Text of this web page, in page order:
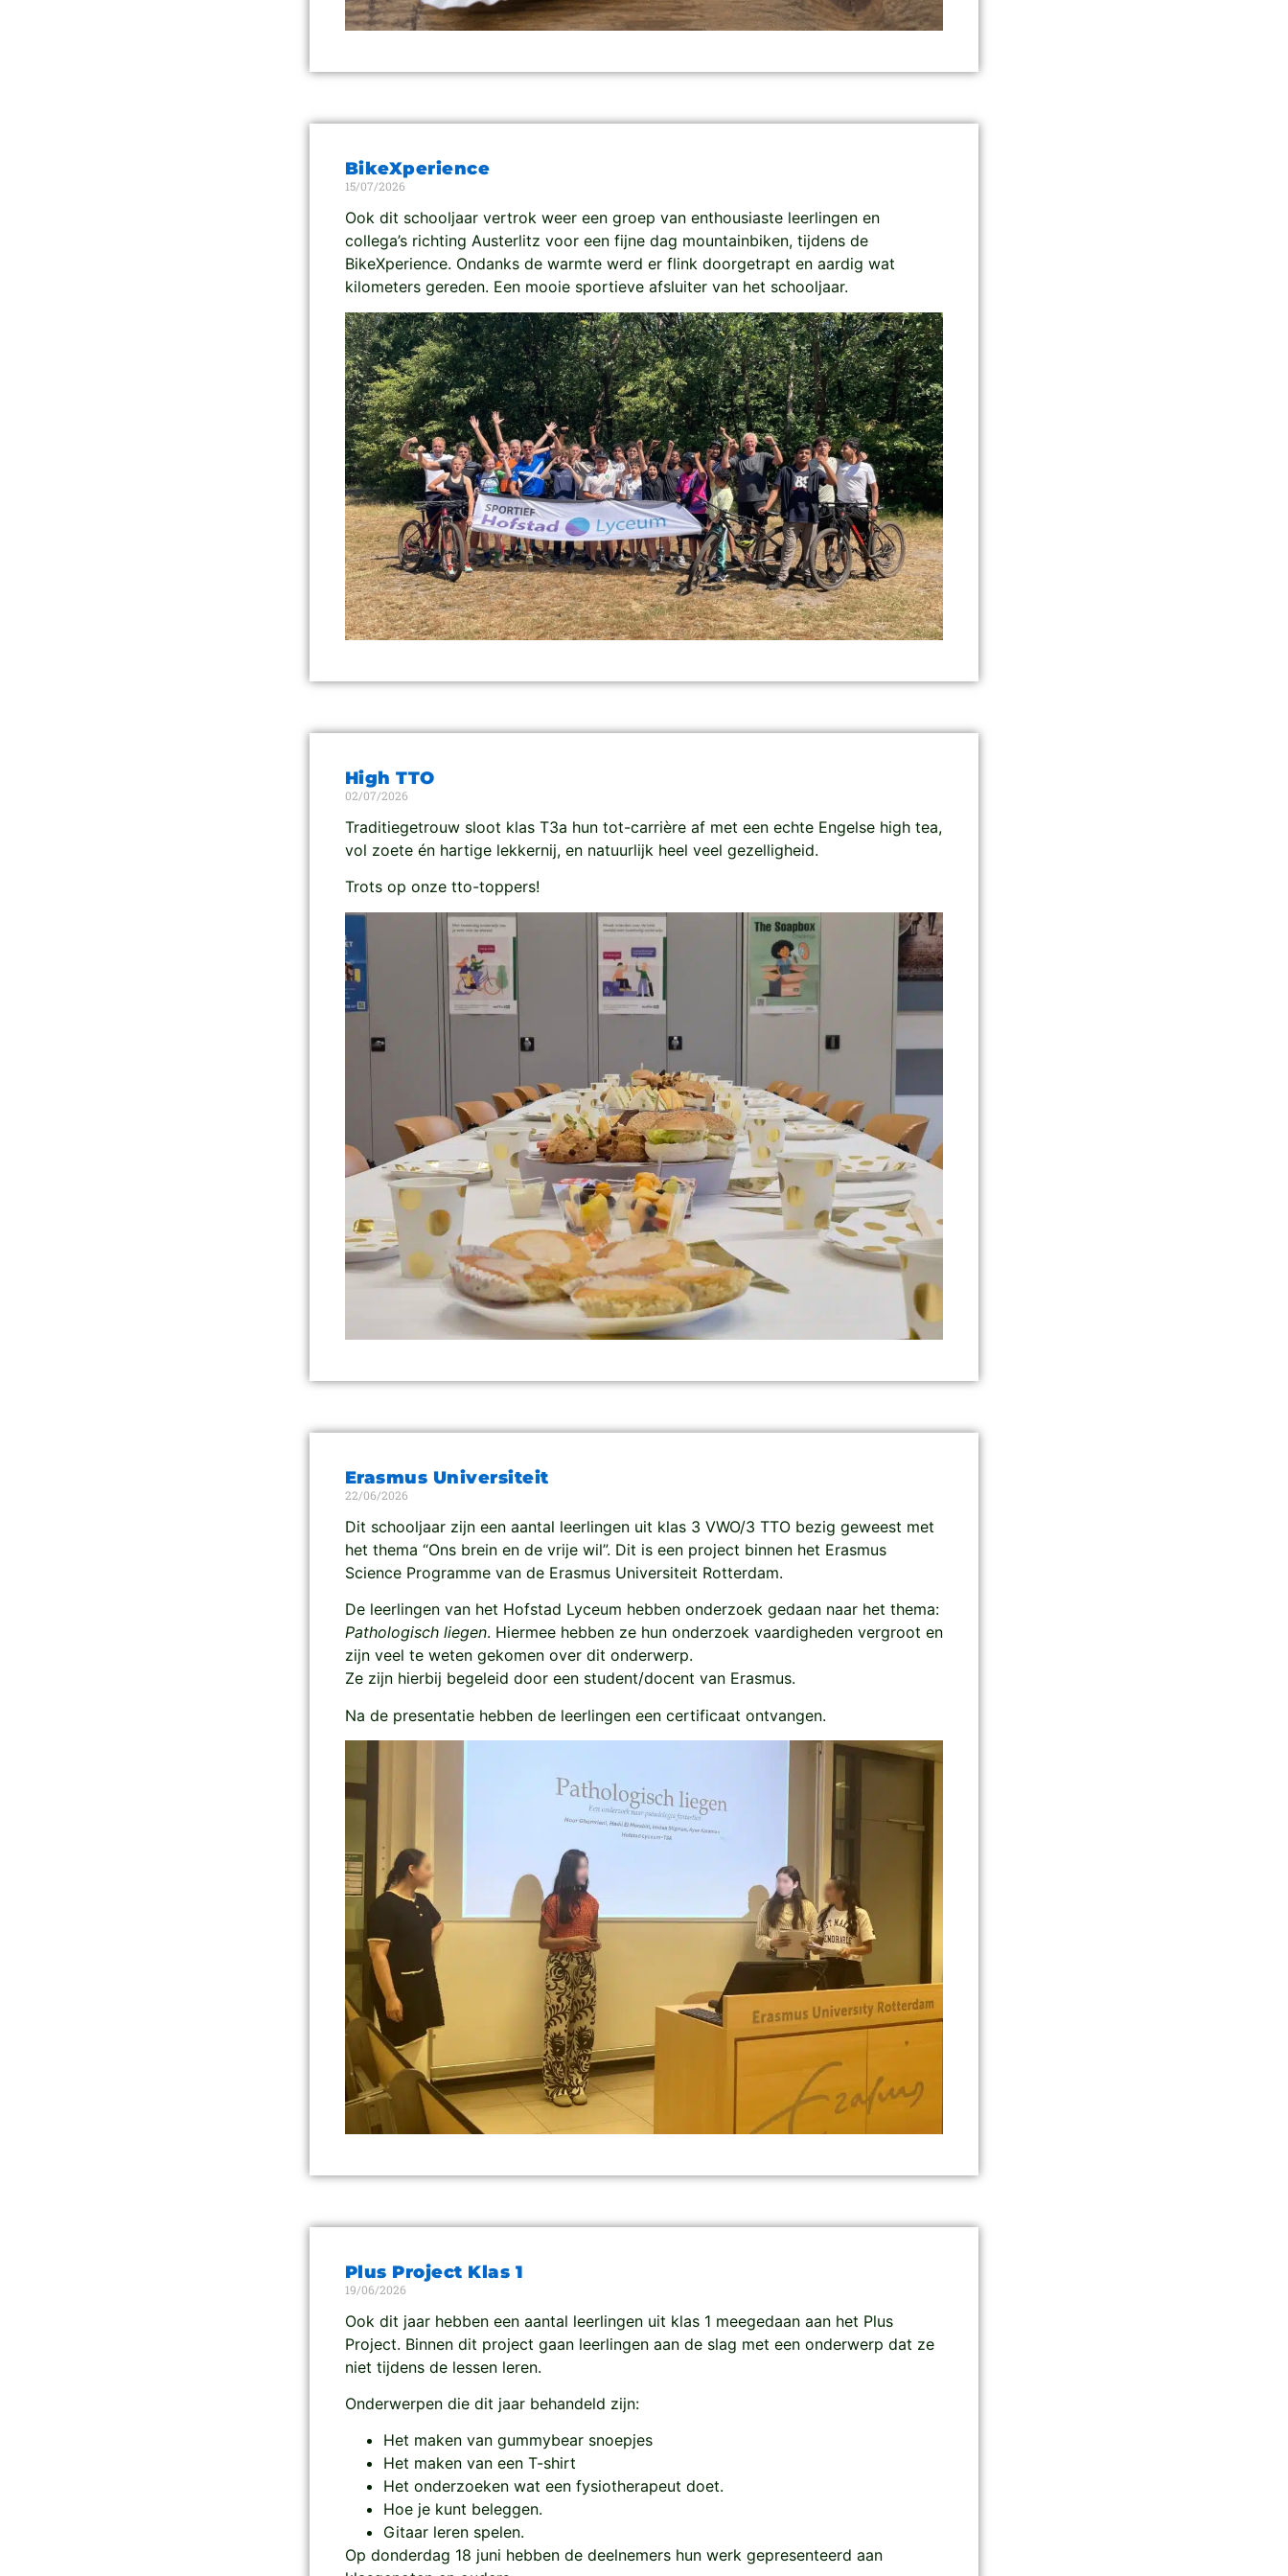
BikeXperience
15/07/2026
Ook dit schooljaar vertrok weer een groep van enthousiaste leerlingen en
collega’s richting Austerlitz voor een fijne dag mountainbiken, tijdens de
BikeXperience. Ondanks de warmte werd er flink doorgetrapt en aardig wat
kilometers gereden. Een mooie sportieve afsluiter van het schooljaar.
High TTO
02/07/2026
Traditiegetrouw sloot klas T3a hun tot-carrière af met een echte Engelse high tea,
vol zoete én hartige lekkernij, en natuurlijk heel veel gezelligheid.
Trots op onze tto-toppers!
Erasmus Universiteit
22/06/2026
Dit schooljaar zijn een aantal leerlingen uit klas 3 VWO/3 TTO bezig geweest met
het thema “Ons brein en de vrije wil”. Dit is een project binnen het Erasmus
Science Programme van de Erasmus Universiteit Rotterdam.
De leerlingen van het Hofstad Lyceum hebben onderzoek gedaan naar het thema:
Pathologisch liegen. Hiermee hebben ze hun onderzoek vaardigheden vergroot en
zijn veel te weten gekomen over dit onderwerp.
Ze zijn hierbij begeleid door een student/docent van Erasmus.
Na de presentatie hebben de leerlingen een certificaat ontvangen.
Plus Project Klas 1
19/06/2026
Ook dit jaar hebben een aantal leerlingen uit klas 1 meegedaan aan het Plus
Project. Binnen dit project gaan leerlingen aan de slag met een onderwerp dat ze
niet tijdens de lessen leren.
Onderwerpen die dit jaar behandeld zijn:
Het maken van gummybear snoepjes
Het maken van een T-shirt
Het onderzoeken wat een fysiotherapeut doet.
Hoe je kunt beleggen.
Gitaar leren spelen.
Op donderdag 18 juni hebben de deelnemers hun werk gepresenteerd aan